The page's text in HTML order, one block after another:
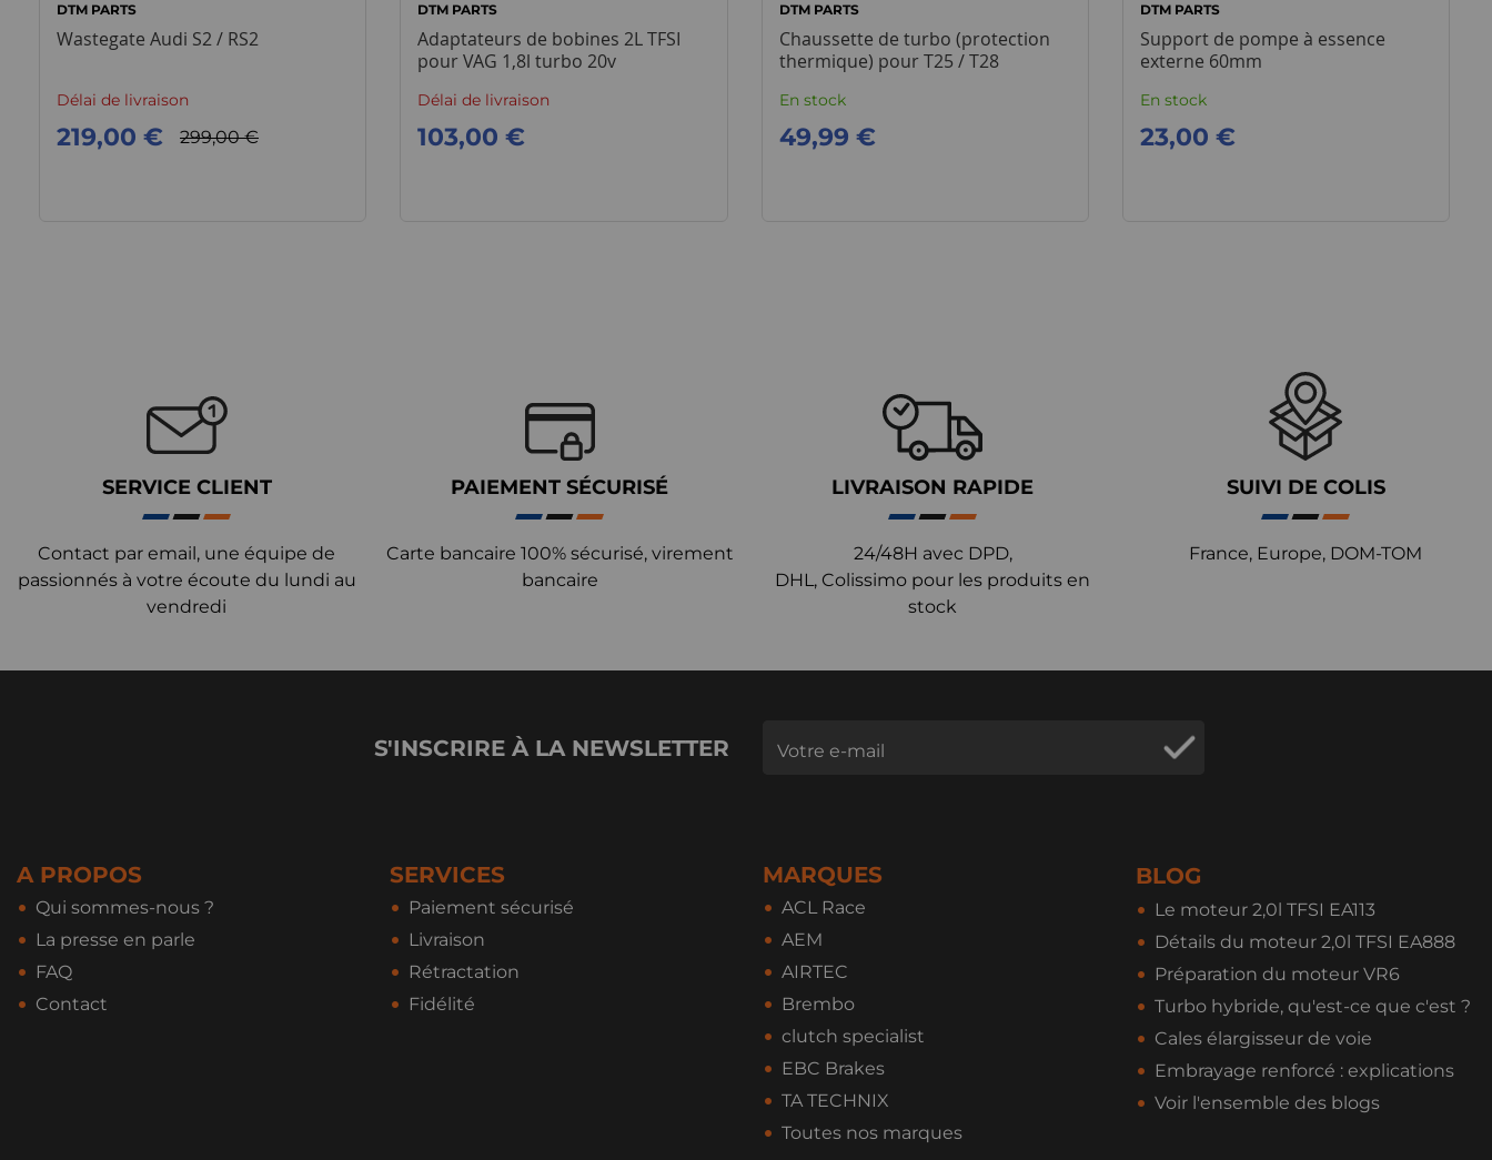
DTM PARTS
Wastegate Audi S2 / RS2
Délai de livraison
299,00 €
219,00 €
DTM PARTS
Adaptateurs de bobines 2L TFSI
pour VAG 1,8l turbo 20v
Délai de livraison
103,00 €
DTM PARTS
Chaussette de turbo (protection
thermique) pour T25 / T28
En stock
49,99 €
DTM PARTS
Support de pompe à essence
externe 60mm
En stock
23,00 €
SERVICE CLIENT
Contact par email, une équipe de
passionnés à votre écoute du lundi au
vendredi
PAIEMENT SÉCURISÉ
Carte bancaire 100% sécurisé, virement
bancaire
LIVRAISON RAPIDE
24/48H avec DPD,
DHL, Colissimo pour les produits en
stock
SUIVI DE COLIS
France, Europe, DOM-TOM
S'INSCRIRE À LA NEWSLETTER
A PROPOS
Qui sommes-nous ?
La presse en parle
FAQ
Contact
SERVICES
Paiement sécurisé
Livraison
Rétractation
Fidélité
MARQUES
ACL Race
AEM
AIRTEC
Brembo
clutch specialist
EBC Brakes
TA TECHNIX
Toutes nos marques
BLOG
Le moteur 2,0l TFSI EA113
Détails du moteur 2,0l TFSI EA888
Préparation du moteur VR6
Turbo hybride, qu'est-ce que c'est ?
Cales élargisseur de voie
Embrayage renforcé : explications
Voir l'ensemble des blogs